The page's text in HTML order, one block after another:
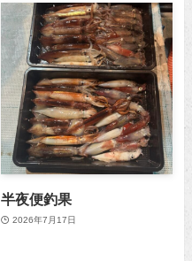
半夜便釣果
2026年7月17日